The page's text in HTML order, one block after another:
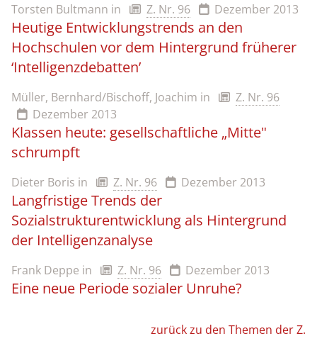
Torsten Bultmann in Z. Nr. 96 Dezember 2013
Heutige Entwicklungstrends an den
Hochschulen vor dem Hintergrund früherer
‘Intelligenzdebatten’
Müller, Bernhard/Bischoff, Joachim in
Z. Nr. 96
Dezember 2013
Klassen heute: gesellschaftliche „Mitte"
schrumpft
Dieter Boris in Z. Nr. 96 Dezember 2013
Langfristige Trends der
Sozialstrukturentwicklung als Hintergrund
der Intelligenzanalyse
Frank Deppe in Z. Nr. 96 Dezember 2013
Eine neue Periode sozialer Unruhe?
zurück zu den Themen der Z.